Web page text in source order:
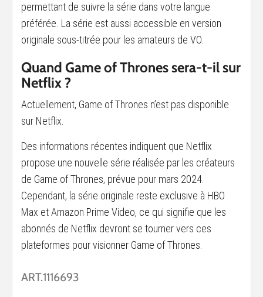
permettant de suivre la série dans votre langue
préférée. La série est aussi accessible en version
originale sous-titrée pour les amateurs de VO.
Quand Game of Thrones sera-t-il sur
Netflix ?
Actuellement, Game of Thrones n’est pas disponible
sur Netflix.
Des informations récentes indiquent que Netflix
propose une nouvelle série réalisée par les créateurs
de Game of Thrones, prévue pour mars 2024.
Cependant, la série originale reste exclusive à HBO
Max et Amazon Prime Video, ce qui signifie que les
abonnés de Netflix devront se tourner vers ces
plateformes pour visionner Game of Thrones.
ART.1116693